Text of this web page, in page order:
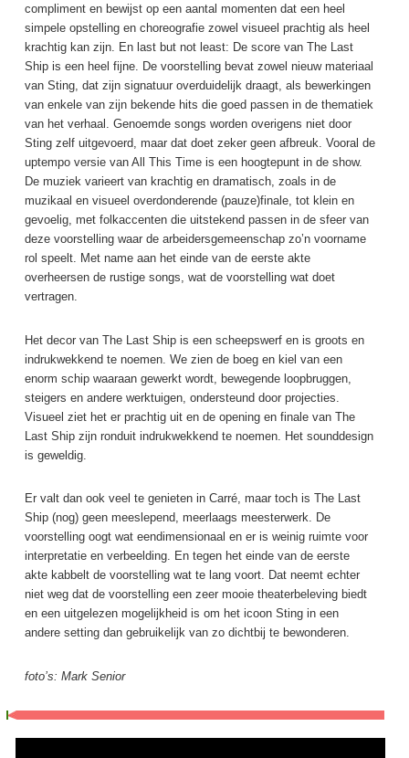
compliment en bewijst op een aantal momenten dat een heel
simpele opstelling en choreografie zowel visueel prachtig als heel
krachtig kan zijn. En last but not least: De score van The Last
Ship is een heel fijne. De voorstelling bevat zowel nieuw materiaal
van Sting, dat zijn signatuur overduidelijk draagt, als bewerkingen
van enkele van zijn bekende hits die goed passen in de thematiek
van het verhaal. Genoemde songs worden overigens niet door
Sting zelf uitgevoerd, maar dat doet zeker geen afbreuk. Vooral de
uptempo versie van All This Time is een hoogtepunt in de show.
De muziek varieert van krachtig en dramatisch, zoals in de
muzikaal en visueel overdonderende (pauze)finale, tot klein en
gevoelig, met folkaccenten die uitstekend passen in de sfeer van
deze voorstelling waar de arbeidersgemeenschap zo’n voorname
rol speelt. Met name aan het einde van de eerste akte
overheersen de rustige songs, wat de voorstelling wat doet
vertragen.
Het decor van The Last Ship is een scheepswerf en is groots en
indrukwekkend te noemen. We zien de boeg en kiel van een
enorm schip waaraan gewerkt wordt, bewegende loopbruggen,
steigers en andere werktuigen, ondersteund door projecties.
Visueel ziet het er prachtig uit en de opening en finale van The
Last Ship zijn ronduit indrukwekkend te noemen. Het sounddesign
is geweldig.
Er valt dan ook veel te genieten in Carré, maar toch is The Last
Ship (nog) geen meeslepend, meerlaags meesterwerk. De
voorstelling oogt wat eendimensionaal en er is weinig ruimte voor
interpretatie en verbeelding. En tegen het einde van de eerste
akte kabbelt de voorstelling wat te lang voort. Dat neemt echter
niet weg dat de voorstelling een zeer mooie theaterbeleving biedt
en een uitgelezen mogelijkheid is om het icoon Sting in een
andere setting dan gebruikelijk van zo dichtbij te bewonderen.
foto’s: Mark Senior